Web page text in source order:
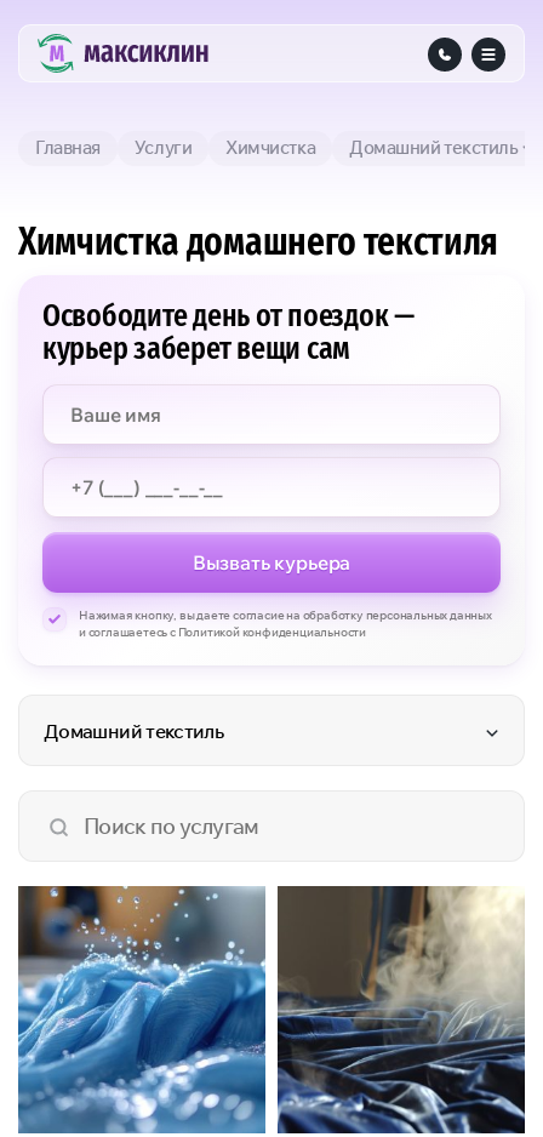
Главная Услуги Химчистка Домашний текстиль
Химчистка домашнего текстиля
Освободите день от поездок —
курьер заберет вещи сам
Вызвать курьера
Нажимая кнопку, вы даете согласие на обработку персональных данных
и соглашаетесь с Политикой конфиденциальности
Домашний текстиль